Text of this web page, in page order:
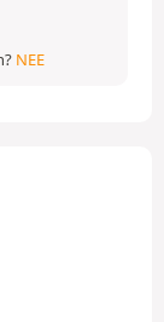
NEE